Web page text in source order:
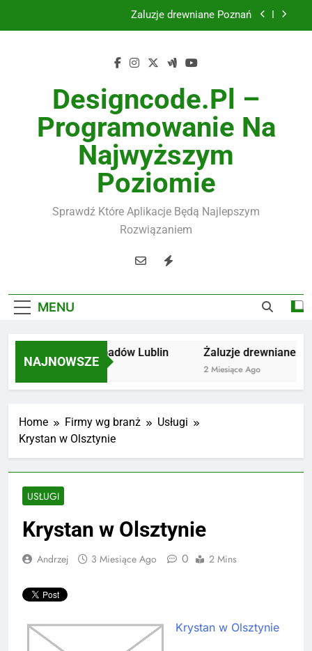
Instalacje elektryczne Gdańsk
Wysokiej jakości spławik elektryczny
Utylizacja odpadów Lublin
Żaluzje drewniane Poznań
Instalacje elektryczne Gdańsk
Wysokiej jakości spławik elektryczny
Designcode.pl –
Programowanie Na
Najwyższym
Poziomie
Sprawdź Które Aplikacje Będą Najlepszym
Rozwiązaniem
MENU
NAJNOWSZE
Utylizacja odpadów Lublin
2 Miesiące Ago
Żaluzje drewniane
2 Miesiące Ago
Home Firmy wg branż
Usługi
Krystan w Olsztynie
USŁUGI
Krystan w Olsztynie
Andrzej 3 Miesiące Ago 0 2 Mins
Krystan w Olsztynie